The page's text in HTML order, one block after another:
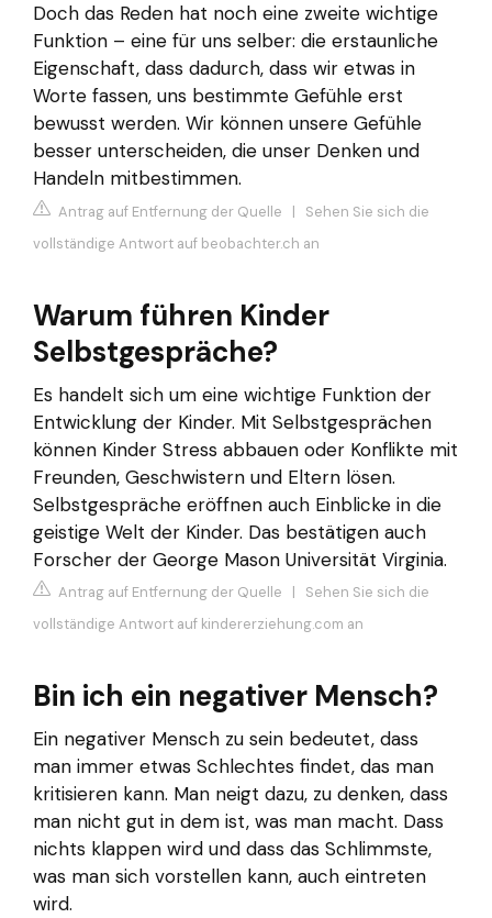
Doch das Reden hat noch eine zweite wichtige
Funktion – eine für uns selber: die erstaunliche
Eigenschaft, dass dadurch, dass wir etwas in
Worte fassen, uns bestimmte Gefühle erst
bewusst werden. Wir können unsere Gefühle
besser unterscheiden, die unser Denken und
Handeln mitbestimmen.
Antrag auf Entfernung der Quelle | Sehen Sie sich die
vollständige Antwort auf beobachter.ch an
Warum führen Kinder
Selbstgespräche?
Es handelt sich um eine wichtige Funktion der
Entwicklung der Kinder. Mit Selbstgesprächen
können Kinder Stress abbauen oder Konflikte mit
Freunden, Geschwistern und Eltern lösen.
Selbstgespräche eröffnen auch Einblicke in die
geistige Welt der Kinder. Das bestätigen auch
Forscher der George Mason Universität Virginia.
Antrag auf Entfernung der Quelle | Sehen Sie sich die
vollständige Antwort auf kindererziehung.com an
Bin ich ein negativer Mensch?
Ein negativer Mensch zu sein bedeutet, dass
man immer etwas Schlechtes findet, das man
kritisieren kann. Man neigt dazu, zu denken, dass
man nicht gut in dem ist, was man macht. Dass
nichts klappen wird und dass das Schlimmste,
was man sich vorstellen kann, auch eintreten
wird.